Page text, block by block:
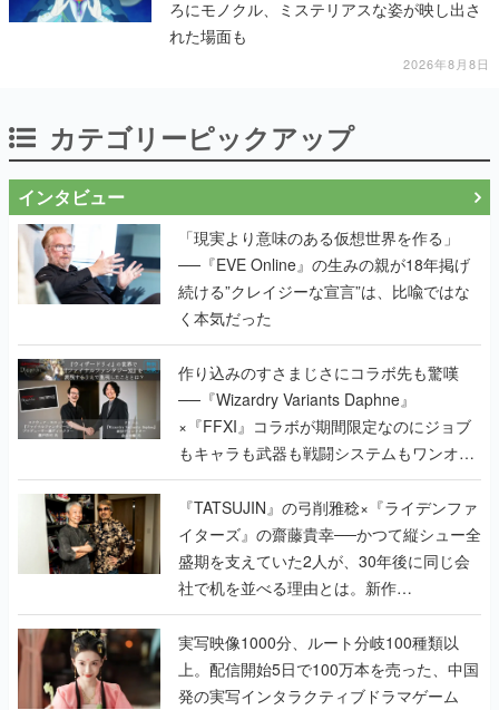
ろにモノクル、ミステリアスな姿が映し出さ
れた場面も
2026年8月8日
カテゴリーピックアップ
インタビュー
「現実より意味のある仮想世界を作る」
──『EVE Online』の生みの親が18年掲げ
続ける”クレイジーな宣言”は、比喩ではな
く本気だった
作り込みのすさまじさにコラボ先も驚嘆
──『Wizardry Variants Daphne』
×『FFXI』コラボが期間限定なのにジョブ
もキャラも武器も戦闘システムもワンオフ
で作り込まれた理由を両ディレクターに聞
く
『TATSUJIN』の弓削雅稔×『ライデンファ
イターズ』の齋藤貴幸──かつて縦シュー全
盛期を支えていた2人が、30年後に同じ会
社で机を並べる理由とは。新作
『TATSUJIN EXTREME』で初タッグを組
んだレジェンド2人に訊く開発秘話
実写映像1000分、ルート分岐100種類以
上。配信開始5日で100万本を売った、中国
発の実写インタラクティブドラマゲーム